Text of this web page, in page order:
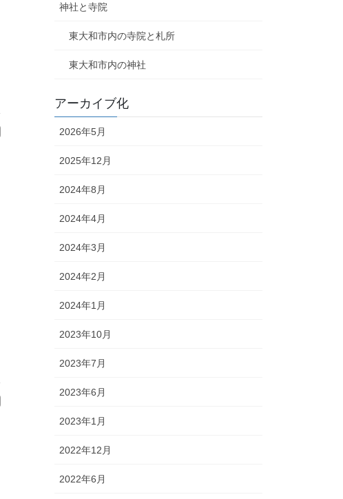
神社と寺院
東大和市内の寺院と札所
東大和市内の神社
アーカイブ化
2026年5月
2025年12月
2024年8月
2024年4月
2024年3月
2024年2月
2024年1月
2023年10月
2023年7月
2023年6月
2023年1月
2022年12月
2022年6月